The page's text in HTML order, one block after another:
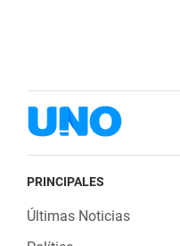
PRINCIPALES
Últimas Noticias